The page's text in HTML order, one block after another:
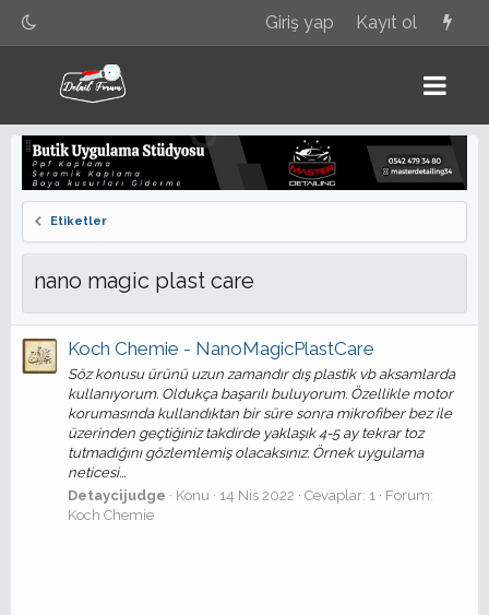
Giriş yap Kayıt ol
Etiketler
nano magic plast care
Koch Chemie - NanoMagicPlastCare
Söz konusu ürünü uzun zamandır dış plastik vb aksamlarda
kullanıyorum. Oldukça başarılı buluyorum. Özellikle motor
korumasında kullandıktan bir süre sonra mikrofiber bez ile
üzerinden geçtiğiniz takdirde yaklaşık 4-5 ay tekrar toz
tutmadığını gözlemlemiş olacaksınız. Örnek uygulama
neticesi...
Detaycijudge
Konu 14 Nis 2022 Cevaplar: 1
Forum:
Koch Chemie